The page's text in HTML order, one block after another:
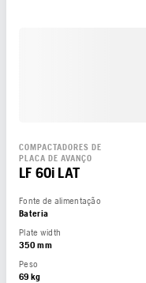
COMPACTADORES DE
PLACA DE AVANÇO
LF 60i LAT
Fonte de alimentação
Bateria
Plate width
350 mm
Peso
69 kg